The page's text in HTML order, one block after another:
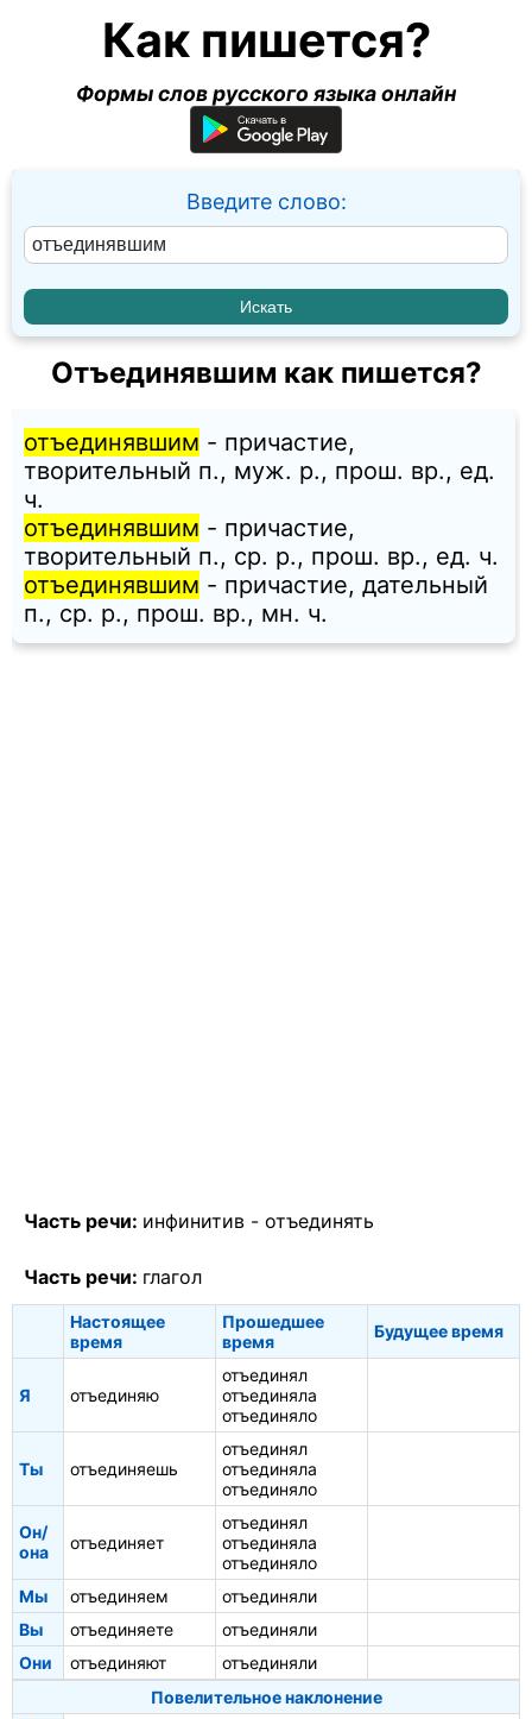
Как пишется?
Формы слов русского языка онлайн
Введите слово:
Отъединявшим как пишется?
отъединявшим - причастие,
творительный п., муж. p., прош. вр., ед.
ч.
отъединявшим - причастие,
творительный п., ср. p., прош. вр., ед. ч.
отъединявшим - причастие, дательный
п., ср. p., прош. вр., мн. ч.
Часть речи: инфинитив - отъединять
Часть речи: глагол
Настоящее
время
Прошедшее
время
Будущее время
Я отъединяю
отъединял
отъединяла
отъединяло
Ты отъединяешь
отъединял
отъединяла
отъединяло
Он/
она
отъединяет
отъединял
отъединяла
отъединяло
Мы
отъединяем
отъединяли
Вы
отъединяете
отъединяли
Они
отъединяют
отъединяли
Повелительное наклонение